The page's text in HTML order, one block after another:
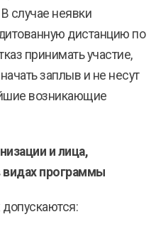
случае неявки
дистанцию по
принимать участие,
заплыв и не несут
возникающие
и лица,
программы